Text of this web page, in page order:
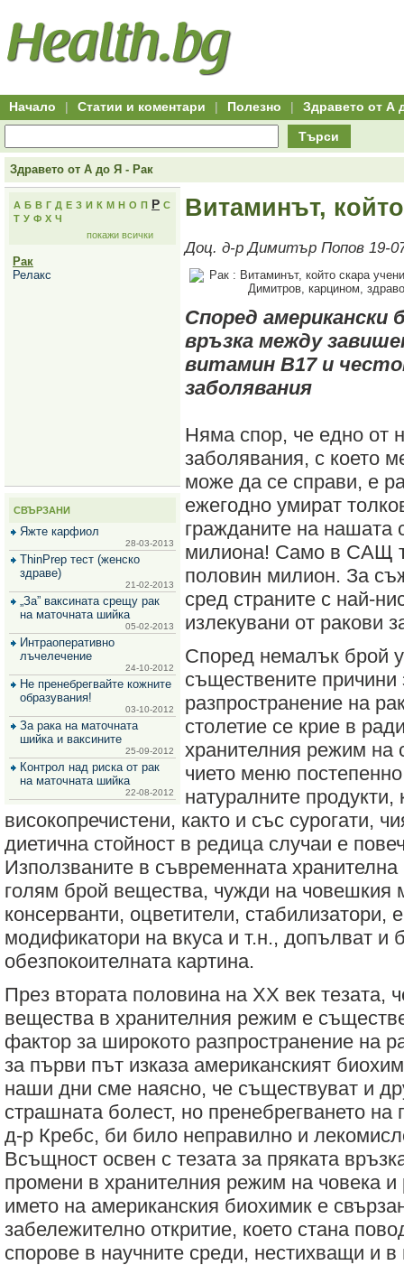
Всички
офети
за
Hitro.bg
Всички
оферти
Hitro.bg
оферти
Hitro.bg
във
всички
пазаруване
изгодни
оферти
50+
начало
Клуб
Начало | Статии и коментари | Полезно | Здравето от А
Търси
Здравето от А до Я - Рак
А Б В Г Д Е З И К М Н О П Р С
Т У Ф Х Ч
покажи всички
Рак
Релакс
СВЪРЗАНИ
Яжте карфиол
28-03-2013
ThinPrep тест (женско
здраве)
21-02-2013
„За” ваксината срещу рак
на маточната шийка
05-02-2013
Интраоперативно
лъчелечение
24-10-2012
Не пренебрегвайте кожните
образувания!
03-10-2012
За рака на маточната
шийка и ваксините
25-09-2012
Контрол над риска от рак
на маточната шийка
22-08-2012
Витаминът,
Доц. д-р Димитър Попов 19-
Според американски
връзка между
витамин В17 и
заболявания
Няма спор, че едно от
заболявания, с което
може да се справи, е
ежегодно умират
гражданите на нашата
милиона! Само в САЩ
половин милион. За
сред страните с най-
излекувани от ракови
Според немалък брой
съществените причини
разпространение на
столетие се крие в
хранителния режим на
чието меню
натуралните
високопречистени, както и със сурогати,
диетична стойност в редица случаи е
Използваните в съвременната
голям брой вещества, чужди на човешкия
консерванти, оцветители, стабилизатори,
модификатори на вкуса и т.н., допълват и
обезпокоителната картина.
През втората половина на XX век тезата,
вещества в хранителния режим е
фактор за широкото разпространение на
за първи път изказа американският
наши дни сме наясно, че съществуват и
страшната болест, но пренебрегването на
д-р Кребс, би било неправилно и
Всъщност освен с тезата за пряката
промени в хранителния режим на човека и
името на американския биохимик е
забележително откритие, което стана
спорове в научните среди, нестихващи и